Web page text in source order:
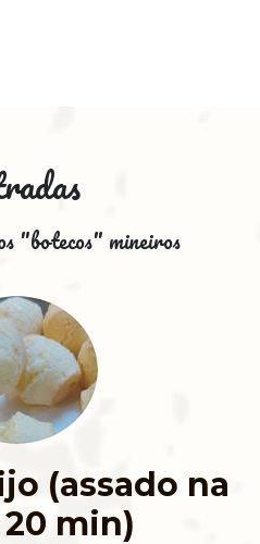
"botecos" mineiros
(assado na
min)